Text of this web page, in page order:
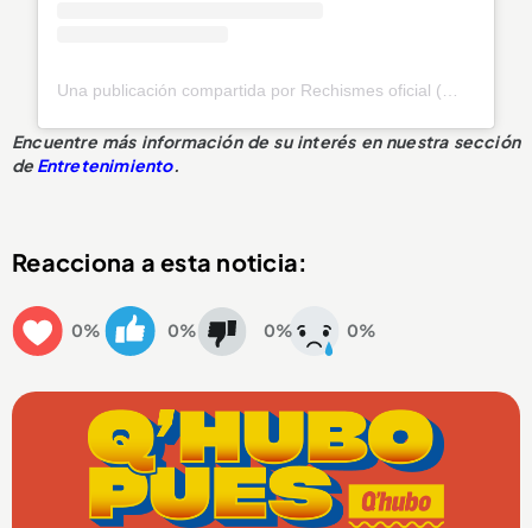
Encuentre más información de su interés en nuestra sección
deEntretenimiento.
Reacciona a esta noticia:
0% 0% 0% 0%